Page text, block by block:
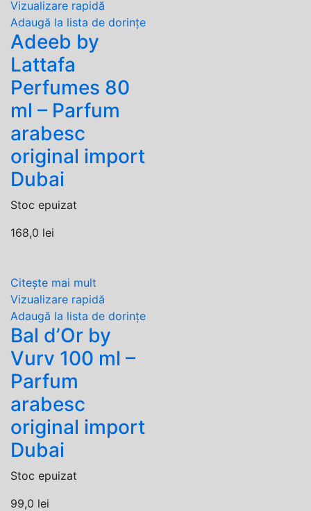
Vizualizare rapidă
Adaugă la lista de dorințe
Adeeb by
Lattafa
Perfumes 80
ml – Parfum
arabesc
original import
Dubai
Stoc epuizat
168,0 lei
Citește mai mult
Vizualizare rapidă
Adaugă la lista de dorințe
Bal d’Or by
Vurv 100 ml –
Parfum
arabesc
original import
Dubai
Stoc epuizat
99,0 lei